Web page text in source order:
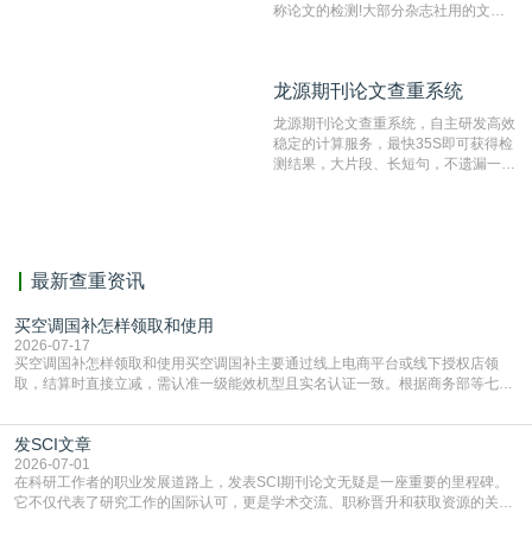
称论文的检测!大部分杂志社用的文献
编辑部检测来稿和已发表的文献,检测
测时注意填写第一作者,才能排除已发
表文献复制比。（限制字符数1万）
龙源期刊论文查重系统
龙源期刊论文查重系统，自主研发高效
稳定的计算服务，最快35S即可获得检
测结果，大片段、长短句，不遗漏一处
最新查重资讯
买空调国补怎样领取和使用
2026-07-17
买空调国补怎样领取和使用买空调国补主要通过线上电商平台或线下授权店领
取，结算时直接立减‌，需认准一级能效机型且实名认证一致。根据商务部等七部
能领到补贴首选‌京东APP‌搜索专属口令(如【家电补贴1637】、【国补立省
4949】等，口令会随活动更新，以页面显示为准)进入补贴专场。淘宝/天猫也可
复制粘贴【8$FKFGgJq
发SCI文章
2026-07-01
在科研工作者的职业发展道路上，发表SCI期刊论文无疑是一座重要的里程碑。
它不仅代表了研究工作的国际认可，更是学术交流、职称晋升和获取资源的关键